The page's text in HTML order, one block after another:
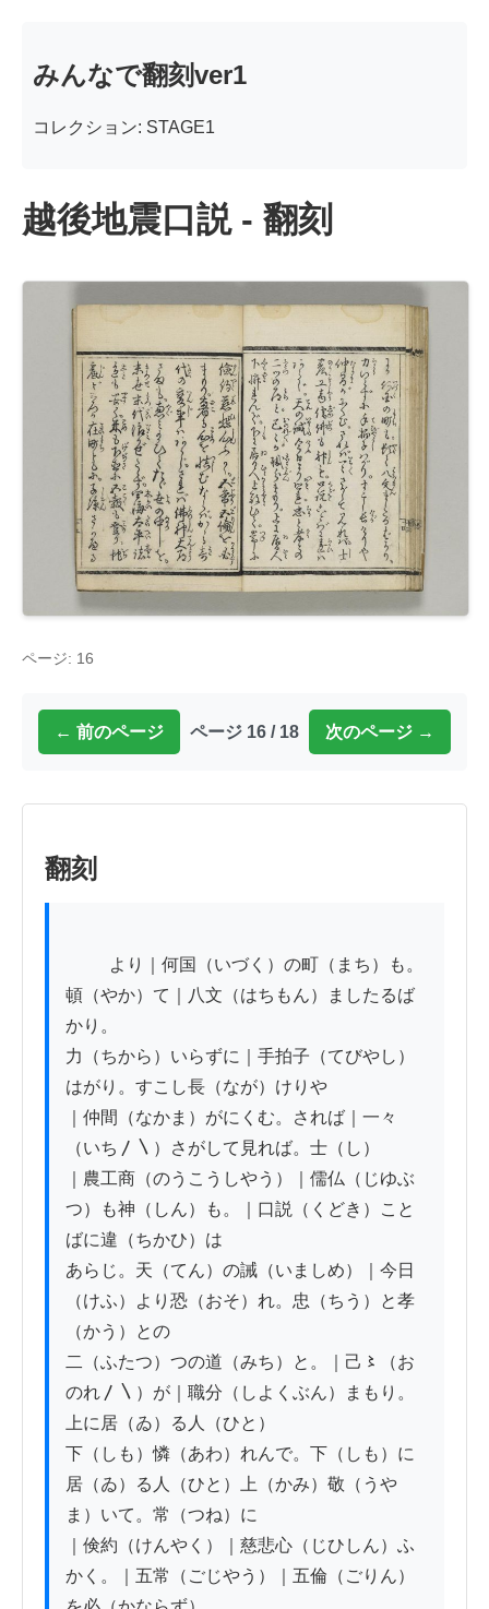
みんなで翻刻ver1
コレクション: STAGE1
越後地震口説 - 翻刻
ページ: 16
← 前のページ ページ 16 / 18 次のページ →
翻刻
頓（やか）て｜八文（はちもん）ましたるば
かり。
力（ちから）いらずに｜手拍子（てびやし）
はがり。すこし長（なが）けりや
｜仲間（なかま）がにくむ。されば｜一々
（いち〳〵）さがして見れば。士（し）
｜農工商（のうこうしやう）｜儒仏（じゆぶ
つ）も神（しん）も。｜口説（くどき）こと
ばに違（ちかひ）は
あらじ。天（てん）の誡（いましめ）｜今日
（けふ）より恐（おそ）れ。忠（ちう）と孝
（かう）との
二（ふたつ）つの道（みち）と。｜己〻（お
のれ〳〵）が｜職分（しよくぶん）まもり。
上に居（ゐ）る人（ひと）
下（しも）憐（あわ）れんで。下（しも）に
居（ゐ）る人（ひと）上（かみ）敬（うや
ま）いて。常（つね）に
｜倹約（けんやく）｜慈悲心（じひしん）ふ
かく。｜五常（ごじやう）｜五倫（ごりん）